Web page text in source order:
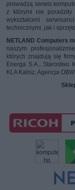
prowadzą serwis
z którymi nie
wykształceni
technicznymi, jak i
NETLAND Computers
naszym
których znajdują się
Energa S.A., Starostwo
KLA Kalisz, Agencja